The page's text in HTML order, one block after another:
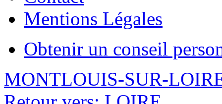
Mentions Légales
Obtenir un conseil
MONTLOUIS-SUR-